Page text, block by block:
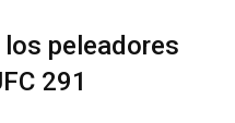
peleadores
291